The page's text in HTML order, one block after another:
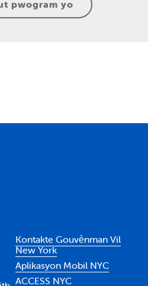
pwogram yo
Kontakte Gouvènman Vil
New York
Aplikasyon Mobil NYC
ACCESS NYC